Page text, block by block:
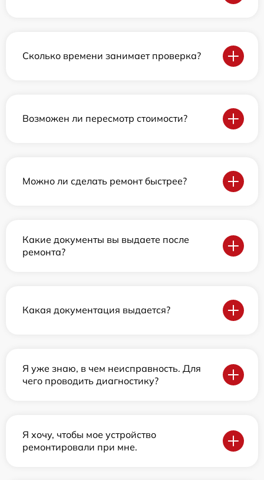
Сколько времени занимает проверка?
Возможен ли пересмотр стоимости?
Можно ли сделать ремонт быстрее?
Какие документы вы выдаете после
ремонта?
Какая документация выдается?
Я уже знаю, в чем неисправность. Для
чего проводить диагностику?
Я хочу, чтобы мое устройство
ремонтировали при мне.